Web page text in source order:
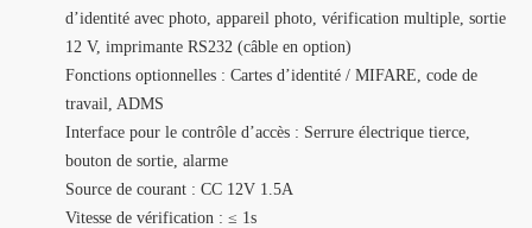
d’identité avec photo, appareil photo, vérification multiple, sortie
12 V, imprimante RS232 (câble en option)
Fonctions optionnelles : Cartes d’identité / MIFARE, code de
travail, ADMS
Interface pour le contrôle d’accès : Serrure électrique tierce,
bouton de sortie, alarme
Source de courant : CC 12V 1.5A
Vitesse de vérification : ≤ 1s